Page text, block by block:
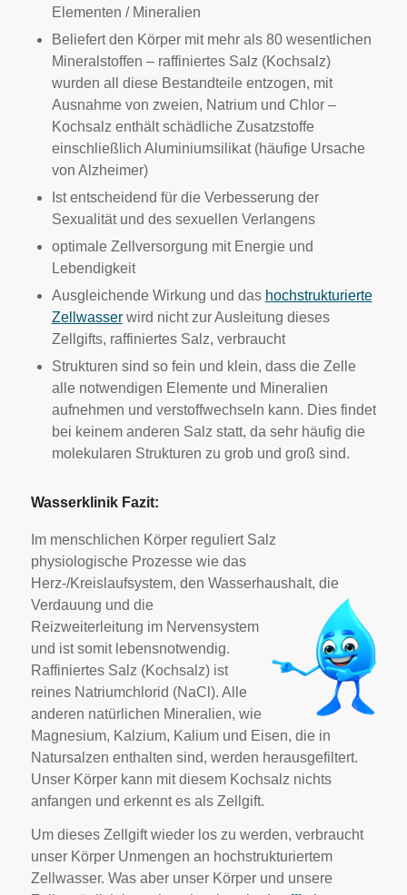
Elementen / Mineralien
Beliefert den Körper mit mehr als 80 wesentlichen
Mineralstoffen – raffiniertes Salz (Kochsalz)
wurden all diese Bestandteile entzogen, mit
Ausnahme von zweien, Natrium und Chlor –
Kochsalz enthält schädliche Zusatzstoffe
einschließlich Aluminiumsilikat (häufige Ursache
von Alzheimer)
Ist entscheidend für die Verbesserung der
Sexualität und des sexuellen Verlangens
optimale Zellversorgung mit Energie und
Lebendigkeit
Ausgleichende Wirkung und das hochstrukturierte
Zellwasserwird nicht zur Ausleitung dieses
Zellgifts, raffiniertes Salz, verbraucht
Strukturen sind so fein und klein, dass die Zelle
alle notwendigen Elemente und Mineralien
aufnehmen und verstoffwechseln kann. Dies findet
bei keinem anderen Salz statt, da sehr häufig die
molekularen Strukturen zu grob und groß sind.
Wasserklinik Fazit:
Im menschlichen Körper reguliert Salz
physiologische Prozesse wie das
Herz-/Kreislaufsystem, den Wasserhaushalt, die
Verdauung und die
Reizweiterleitung im Nervensystem
und ist somit lebensnotwendig.
Raffiniertes Salz (Kochsalz) ist
reines Natriumchlorid (NaCl). Alle
anderen natürlichen Mineralien, wie
Magnesium, Kalzium, Kalium und Eisen, die in
Natursalzen enthalten sind, werden herausgefiltert.
Unser Körper kann mit diesem Kochsalz nichts
anfangen und erkennt es als Zellgift.
Um dieses Zellgift wieder los zu werden, verbraucht
unser Körper Unmengen an hochstrukturiertem
Zellwasser. Was aber unser Körper und unsere